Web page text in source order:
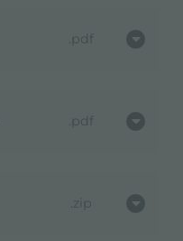
pdf
pdf
zip